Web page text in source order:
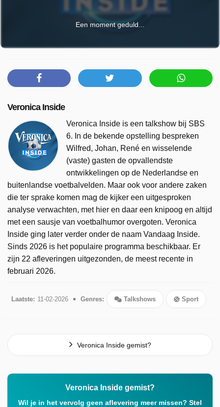
Een moment geduld...
Veronica Inside
Veronica Inside is een talkshow bij SBS
6. In de bekende opstelling bespreken
Wilfred, Johan, René en wisselende
(vaste) gasten de opvallendste
ontwikkelingen op de Nederlandse en
buitenlandse voetbalvelden. Maar ook voor andere zaken
die ter sprake komen mag de kijker een uitgesproken
analyse verwachten, met hier en daar een knipoog en altijd
met een sausje van voetbalhumor overgoten. Veronica
Inside ging later verder onder de naam Vandaag Inside.
Sinds 2026 is het populaire programma beschikbaar. Er
zijn 22 afleveringen uitgezonden, de meest recente in
februari 2026.
Laatste: 11-02-2026 Genres: Talkshows Sport
Veronica Inside gemist?
Veronica Inside gemist?
Wil je in het vervolg geen aflevering meer missen? Stel